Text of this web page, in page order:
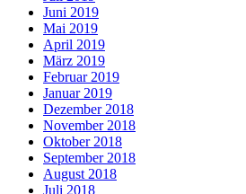
Juni 2019
Mai 2019
April 2019
März 2019
Februar 2019
Januar 2019
Dezember 2018
November 2018
Oktober 2018
September 2018
August 2018
Juli 2018